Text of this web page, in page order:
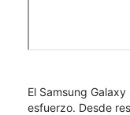
El Samsung
esfuerzo. Desde